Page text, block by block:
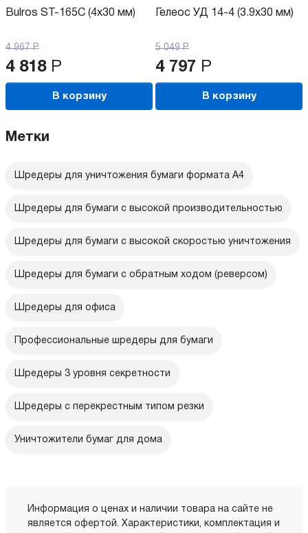
Bulros ST-165C (4х30 мм)
4 967 Р
4 818 Р
В корзину
Гелеос УД 14-4 (3.9х30 мм)
5 049 Р
4 797 Р
В корзину
Метки
Шредеры для уничтожения бумаги формата А4
Шредеры для бумаги с высокой производительностью
Шредеры для бумаги с высокой скоростью уничтожения
Шредеры для бумаги с обратным ходом (реверсом)
Шредеры для офиса
Профессиональные шредеры для бумаги
Шредеры 3 уровня секретности
Шредеры с перекрестным типом резки
Уничтожители бумаг для дома
Информация о ценах и наличии товара на сайте не
является офертой. Характеристики, комплектация и